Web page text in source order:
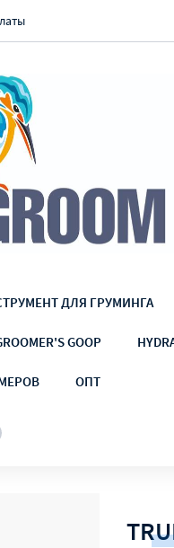
ДЛЯ ГРУМИНГА
GOOP
ОПТ